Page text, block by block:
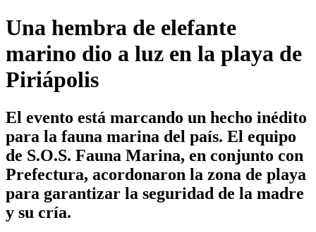
Una hembra de elefante
marino dio a luz en la playa de
Piriápolis
El evento está marcando un hecho inédito
para la fauna marina del país. El equipo
de S.O.S. Fauna Marina, en conjunto con
Prefectura, acordonaron la zona de playa
para garantizar la seguridad de la madre
y su cría.